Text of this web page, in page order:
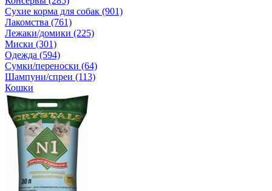
Сухие корма для собак (901)
Лакомства (761)
Лежаки/домики (225)
Миски (301)
Одежда (594)
Сумки/переноски (64)
Шампуни/спреи (113)
Кошки